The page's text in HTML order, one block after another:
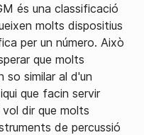
és una classificació
molts dispositius
per un número. Això
que molts
so similar al d'un
que facin servir
dir que molts
de percussió